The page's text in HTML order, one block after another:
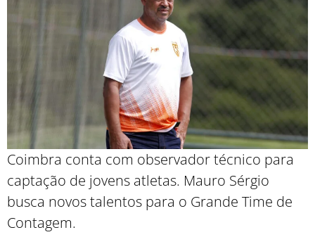
Coimbra conta com observador técnico para
captação de jovens atletas. Mauro Sérgio
busca novos talentos para o Grande Time de
Contagem.